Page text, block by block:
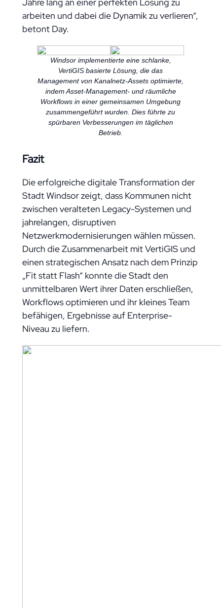
arbeiten und dabei die Dynamik zu verlieren“,
betont Day.
Windsor implementierte eine schlanke,
VertiGIS basierte Lösung, die das
Management von Kanalnetz-Assets optimierte,
indem Asset-Management- und räumliche
Workflows in einer gemeinsamen Umgebung
zusammengeführt wurden. Dies führte zu
spürbaren Verbesserungen im täglichen
Betrieb.
Fazit
Die erfolgreiche digitale Transformation der
Stadt Windsor zeigt, dass Kommunen nicht
zwischen veralteten Legacy-Systemen und
jahrelangen, disruptiven
Netzwerkmodernisierungen wählen müssen.
Durch die Zusammenarbeit mit VertiGIS und
einen strategischen Ansatz nach dem Prinzip
„Fit statt Flash“ konnte die Stadt den
unmittelbaren Wert ihrer Daten erschließen,
Workflows optimieren und ihr kleines Team
befähigen, Ergebnisse auf Enterprise-
Niveau zu liefern.